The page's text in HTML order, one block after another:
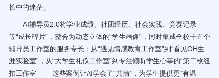
长中的迷茫。
AI辅导员2.0将学业成绩、社团经历、社会实践、竞赛记录
等“成长碎片”，整合为动态立体的“学生画像”，同时集成全校十五个
辅导员工作室的服务专长：从“遇见情感教育工作室”到“看见OH生
涯实验室”，从“大学生礼仪工作室”到专注倾听学生心事的“第二枚纽
扣工作室”——这些案例让AI学会了“共情”，为学生提供更“有温